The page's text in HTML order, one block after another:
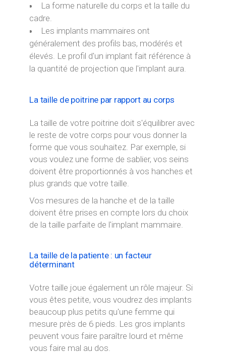
La forme naturelle du corps et la taille du
cadre.
Les implants mammaires ont
généralement des profils bas, modérés et
élevés. Le profil d'un implant fait référence à
la quantité de projection que l'implant aura.
La taille de poitrine par rapport au corps
La taille de votre poitrine doit s'équilibrer avec
le reste de votre corps pour vous donner la
forme que vous souhaitez. Par exemple, si
vous voulez une forme de sablier, vos seins
doivent être proportionnés à vos hanches et
plus grands que votre taille.
Vos mesures de la hanche et de la taille
doivent être prises en compte lors du choix
de la taille parfaite de l'implant mammaire.
La taille de la patiente : un facteur
déterminant
Votre taille joue également un rôle majeur. Si
vous êtes petite, vous voudrez des implants
beaucoup plus petits qu'une femme qui
mesure près de 6 pieds. Les gros implants
peuvent vous faire paraître lourd et même
vous faire mal au dos.